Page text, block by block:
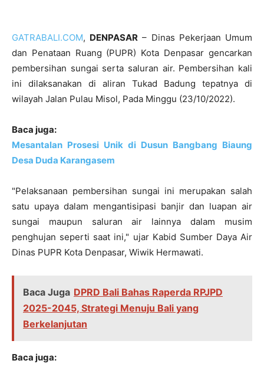
GATRABALI.COM, DENPASAR – Dinas Pekerjaan Umum
dan Penataan Ruang (PUPR) Kota Denpasar gencarkan
pembersihan sungai serta saluran air. Pembersihan kali
ini dilaksanakan di aliran Tukad Badung tepatnya di
wilayah Jalan Pulau Misol, Pada Minggu (23/10/2022).
Baca juga:
Mesantalan Prosesi Unik di Dusun Bangbang Biaung
Desa Duda Karangasem
"Pelaksanaan pembersihan sungai ini merupakan salah
satu upaya dalam mengantisipasi banjir dan luapan air
sungai maupun saluran air lainnya dalam musim
penghujan seperti saat ini," ujar Kabid Sumber Daya Air
Dinas PUPR Kota Denpasar, Wiwik Hermawati.
Baca Juga DPRD Bali Bahas Raperda RPJPD
2025-2045, Strategi Menuju Bali yang
Berkelanjutan
Baca juga: